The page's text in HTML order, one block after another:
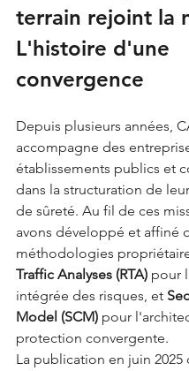
terrain rejoint la
L'histoire d'une
convergence
Depuis plusieurs années,
accompagne des
établissements publics et
dans la structuration de
de sûreté. Au fil de ces
avons développé et affiné
méthodologies
Traffic Analyses (RTA) pour
intégrée des risques, et
Model (SCM) pour
protection convergente.
La publication en juin 2025